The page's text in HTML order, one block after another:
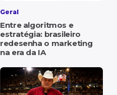
Geral
Entre algoritmos e
estratégia: brasileiro
redesenha o marketing
na era da IA